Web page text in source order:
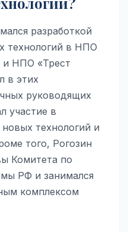
разработкой
технологий в НПО
и НПО «Трест
в этих
руководящих
участие в
технологий и
того, Рогозин
Комитета по
РФ и занимался
комплексом